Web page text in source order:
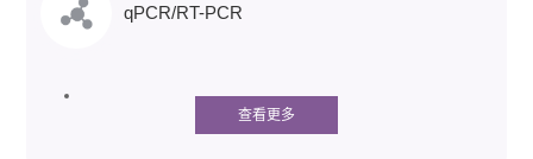
qPCR/RT-PCR
查看更多